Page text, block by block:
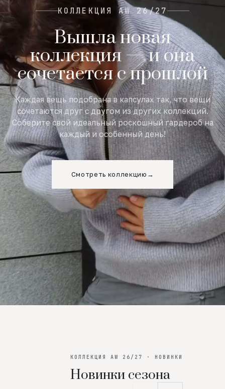
КОЛЛЕКЦИЯ AW 26/27
Вышла новая
коллекция — и она
сочетается с прошлой
Каждая вещь подобрана в капсулах так, что вещи
сочетаются друг с другом из других коллекций.
Соберите свой идеальный роскошный гардероб на
каждый и особенный день!
Смотреть коллекцию →
КОЛЛЕКЦИЯ AW 26/27 · НОВИНКИ
Новинки сезона